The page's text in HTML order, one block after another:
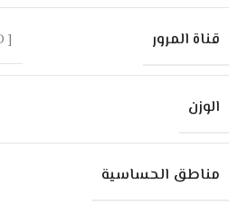
قناة المرور [ 199H x 70W x 40D ] سم
الوزن
مناطق الحساسية